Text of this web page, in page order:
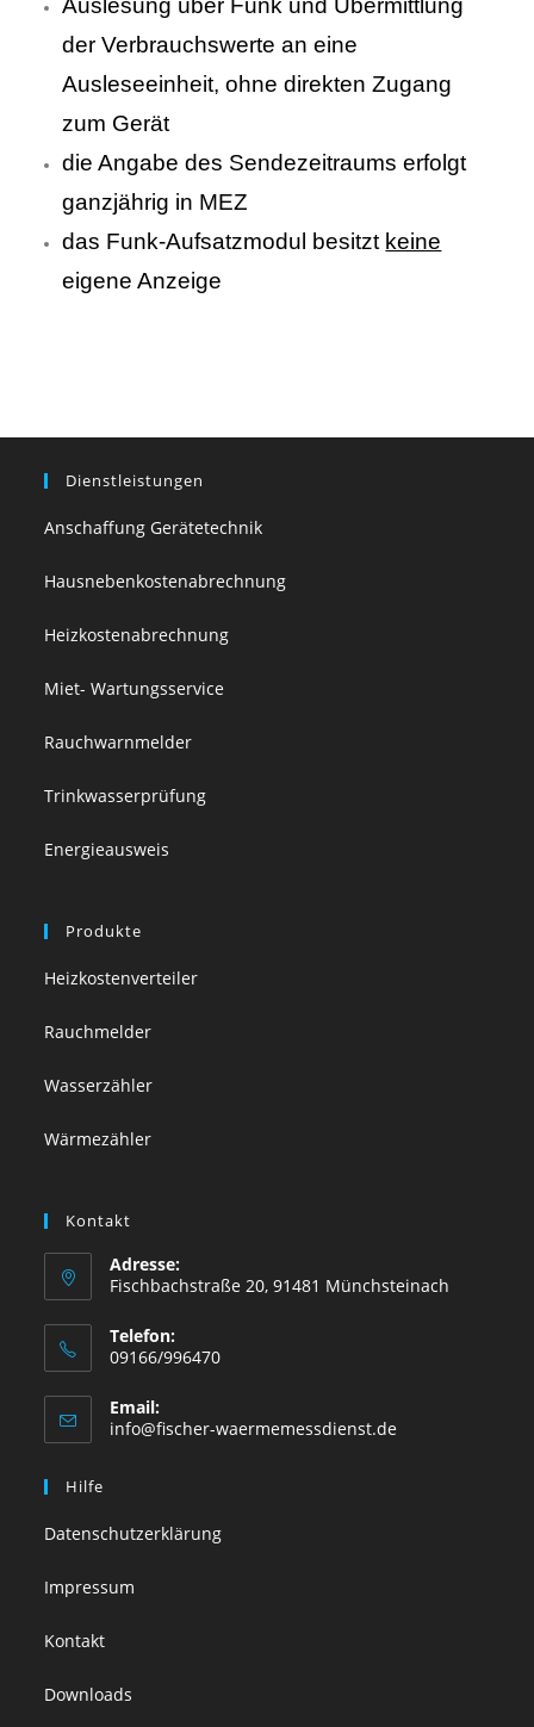
Auslesung über Funk und Übermittlung
der Verbrauchswerte an eine
Ausleseeinheit, ohne direkten Zugang
zum Gerät
die Angabe des Sendezeitraums erfolgt
ganzjährig in MEZ
das Funk-Aufsatzmodul besitzt keine
eigene Anzeige
Dienstleistungen
Anschaffung Gerätetechnik
Hausnebenkostenabrechnung
Heizkostenabrechnung
Miet- Wartungsservice
Rauchwarnmelder
Trinkwasserprüfung
Energieausweis
Produkte
Heizkostenverteiler
Rauchmelder
Wasserzähler
Wärmezähler
Kontakt
Adresse:
Fischbachstraße 20, 91481 Münchsteinach
Telefon:
09166/996470
Email:
info@fischer-waermemessdienst.de
Hilfe
Datenschutzerklärung
Impressum
Kontakt
Downloads